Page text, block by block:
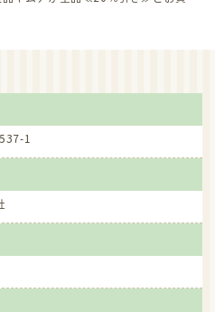
入が３５０円のところ、特価２８
さい。
ホームページ
キムチが全品≪20％引き≫とお買い
が通常350円のところ≪280円≫と
1